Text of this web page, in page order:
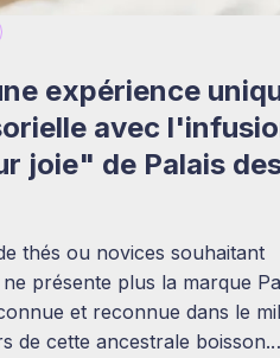
expérience
avec
joie" de Palais
thés ou novices souhaitant
ne présente plus la marque
et reconnue dans le
de cette ancestrale boisson.